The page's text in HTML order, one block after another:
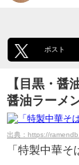
ポスト
【目黒・醤
醤油ラーメ
出典：https://
「特製中華そ